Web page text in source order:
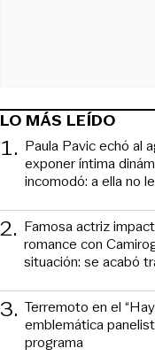
LO MÁS LEÍDO
1. Paula Pavic echó al
exponer íntima
incomodó: a ella no
2. Famosa actriz
romance con
situación: se acabó
3. Terremoto en el
emblemática
programa